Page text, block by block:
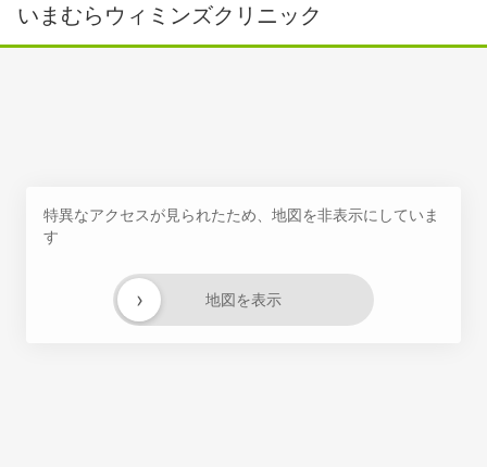
いまむらウィミンズクリニック
特異なアクセスが見られたため、地図を非表示にしていま
す
地図を表示
›